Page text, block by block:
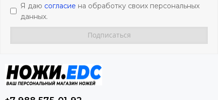
Я даю согласие на обработку своих персональных
данных.